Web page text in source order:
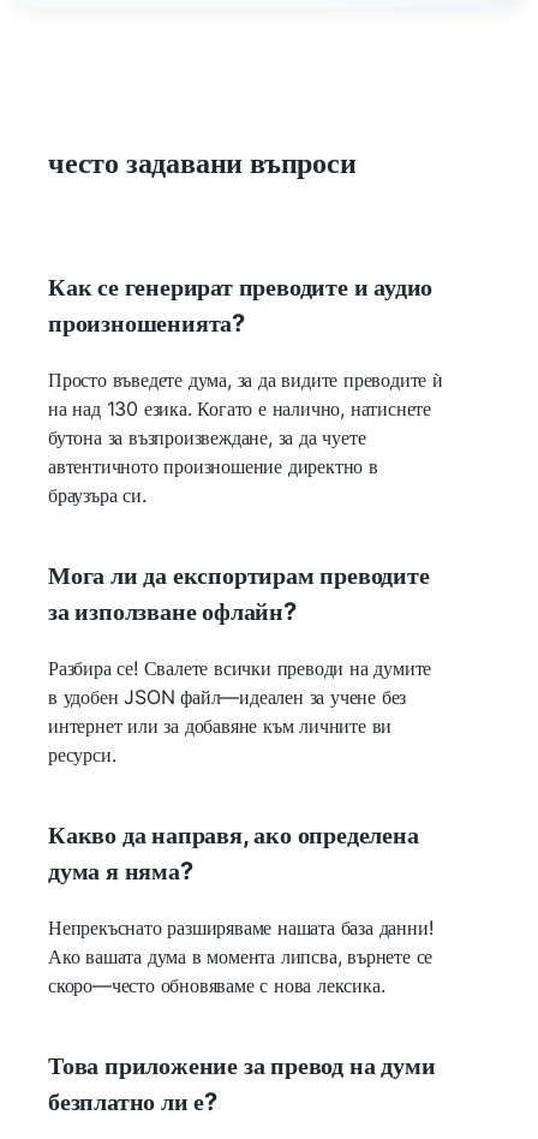
често задавани въпроси
Как се генерират преводите и аудио
произношенията?
Просто въведете дума, за да видите преводите ѝ
на над 130 езика. Когато е налично, натиснете
бутона за възпроизвеждане, за да чуете
автентичното произношение директно в
браузъра си.
Мога ли да експортирам преводите
за използване офлайн?
Разбира се! Свалете всички преводи на думите
в удобен JSON файл—идеален за учене без
интернет или за добавяне към личните ви
ресурси.
Какво да направя, ако определена
дума я няма?
Непрекъснато разширяваме нашата база данни!
Ако вашата дума в момента липсва, върнете се
скоро—често обновяваме с нова лексика.
Това приложение за превод на думи
безплатно ли е?